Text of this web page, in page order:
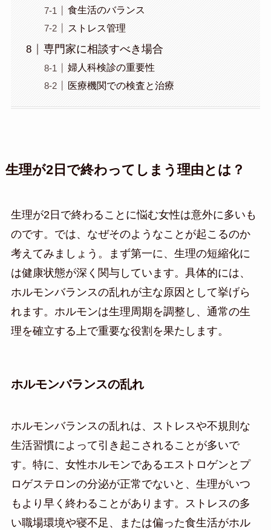
食生活のバランス
ストレス管理
専門家に相談すべき場合
婦人科検診の重要性
医療機関での検査と治療
生理が2日で終わってしまう理由とは？
生理が2日で終わることに悩む女性は意外に多いも
のです。では、なぜそのようなことが起こるのか
考えてみましょう。まず第一に、生理の短縮化に
は健康状態が深く関与しています。具体的には、
ホルモンバランスの乱れが主な原因として挙げら
れます。ホルモンは生理周期を調整し、通常の生
理を確立する上で重要な役割を果たします。
ホルモンバランスの乱れ
ホルモンバランスの乱れは、ストレスや不規則な
生活習慣によって引き起こされることが多いで
す。特に、女性ホルモンであるエストロゲンとプ
ロゲステロンの分泌が正常でないと、生理がいつ
もより早く終わることがあります。ストレスの多
い職場環境や寝不足、または偏った食生活がホル